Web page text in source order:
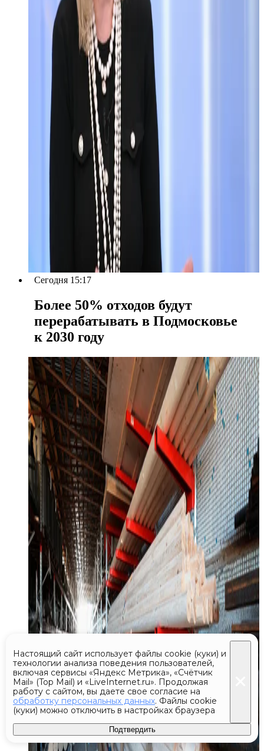
Сегодня 15:17
Более 50% отходов будут
перерабатывать в Подмосковье
к 2030 году
Настоящий сайт использует файлы cookie (куки) и
технологии анализа поведения пользователей,
включая сервисы «Яндекс Метрика», «Счётчик
Mail» (Top Mail) и «LiveInternet.ru». Продолжая
работу с сайтом, вы даете свое согласие на
обработку персональных данных. Файлы cookie
(куки) можно отключить в настройках браузера
Подтвердить